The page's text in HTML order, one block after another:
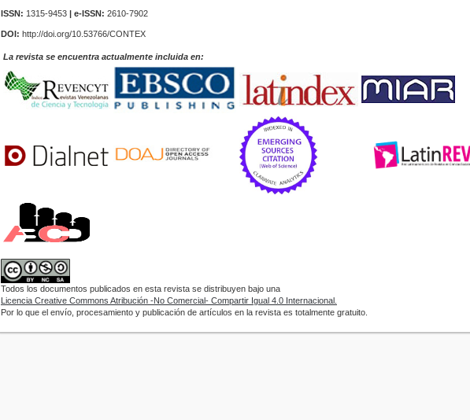
ISSN: 1315-9453 | e-ISSN: 2610-7902
DOI: http://doi.org/10.53766/CONTEX
La revista se encuentra actualmente incluida en:
Todos los documentos publicados en esta revista se distribuyen bajo una
Licencia Creative Commons Atribución -No Comercial- Compartir Igual 4.0 Internacional.
Por lo que el envío, procesamiento y publicación de artículos en la revista es totalmente gratuito.